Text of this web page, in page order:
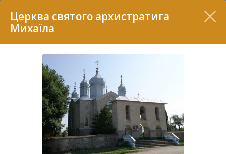
Церква святого архистратига
Михаїла
7
Перелік